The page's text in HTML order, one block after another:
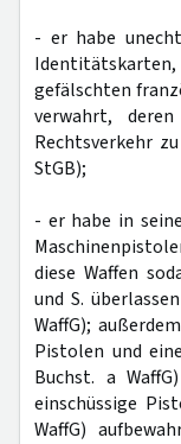
- er habe
gefälschten
verwahrt,
Rechtsverkehr
StGB);
- er habe in
diese Waffen
und S.
WaffG);
Pistolen und
Buchst. a
einschüssige
WaffG)